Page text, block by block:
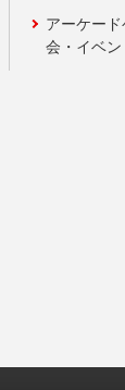
アーケー
会・イベ